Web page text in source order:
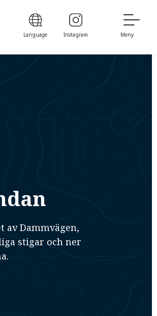
Language Instagram Meny
av Dammvägen,
stigar och ner